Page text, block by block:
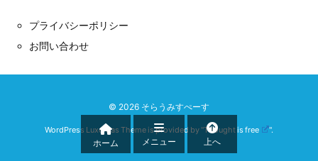
プライバシーポリシー
お問い合わせ
© 2026 そらうみすぺーす
WordPress Luxeritas Theme is provided by "Thought is free ".
ホーム メニュー 上へ